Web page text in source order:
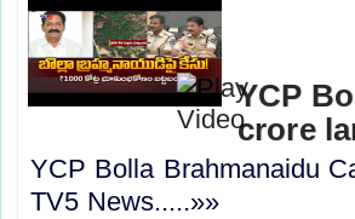
YCP
crore
YCP Bolla Brahmanaidu
TV5 News.....»»